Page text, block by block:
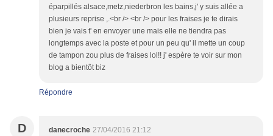
éparpillés alsace,metz,niederbron les bains,j' y suis allée a
plusieurs reprise ,.<br /> <br /> pour les fraises je te dirais
bien je vais t' en envoyer une mais elle ne tiendra pas
longtemps avec la poste et pour un peu qu' il mette un coup
de tampon zou plus de fraises lol!! j' espère te voir sur mon
blog a bientôt biz
Répondre
D danecroche 27/04/2016 21:12